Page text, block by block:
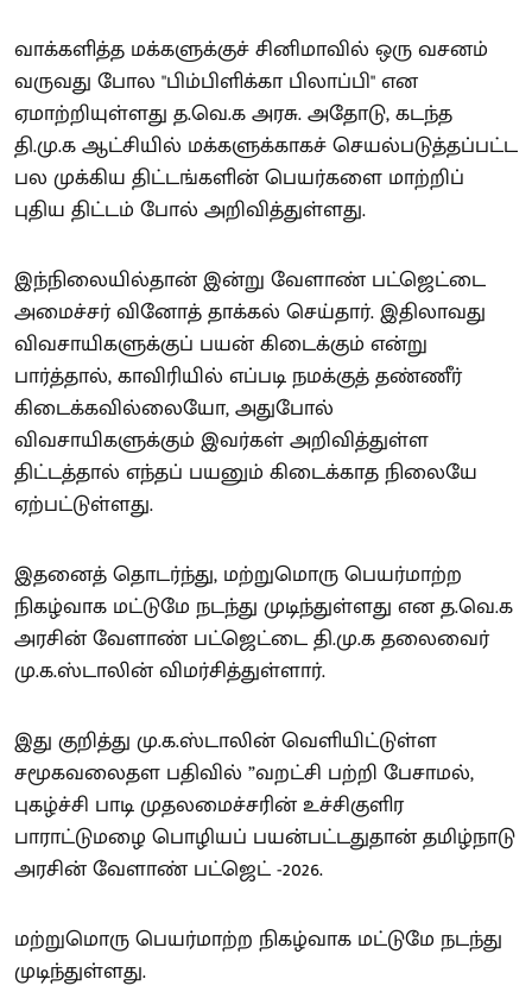
வாக்களித்த மக்களுக்குச் சினிமாவில் ஒரு வசனம்
வருவது போல "பிம்பிளிக்கா பிலாப்பி" என
ஏமாற்றியுள்ளது த.வெ.க அரசு. அதோடு, கடந்த
தி.மு.க ஆட்சியில் மக்களுக்காகச் செயல்படுத்தப்பட்ட
பல முக்கிய திட்டங்களின் பெயர்களை மாற்றிப்
புதிய திட்டம் போல் அறிவித்துள்ளது.
இந்நிலையில்தான் இன்று வேளாண் பட்ஜெட்டை
அமைச்சர் வினோத் தாக்கல் செய்தார். இதிலாவது
விவசாயிகளுக்குப் பயன் கிடைக்கும் என்று
பார்த்தால், காவிரியில் எப்படி நமக்குத் தண்ணீர்
கிடைக்கவில்லையோ, அதுபோல்
விவசாயிகளுக்கும் இவர்கள் அறிவித்துள்ள
திட்டத்தால் எந்தப் பயனும் கிடைக்காத நிலையே
ஏற்பட்டுள்ளது.
இதனைத் தொடர்ந்து, மற்றுமொரு பெயர்மாற்ற
நிகழ்வாக மட்டுமே நடந்து முடிந்துள்ளது என த.வெ.க
அரசின் வேளாண் பட்ஜெட்டை தி.மு.க தலைவைர்
மு.க.ஸ்டாலின் விமர்சித்துள்ளார்.
இது குறித்து மு.க.ஸ்டாலின் வெளியிட்டுள்ள
சமூகவலைதள பதிவில் ”வறட்சி பற்றி பேசாமல்,
புகழ்ச்சி பாடி முதலமைச்சரின் உச்சிகுளிர
பாராட்டுமழை பொழியப் பயன்பட்டதுதான் தமிழ்நாடு
அரசின் வேளாண் பட்ஜெட் -2026.
மற்றுமொரு பெயர்மாற்ற நிகழ்வாக மட்டுமே நடந்து
முடிந்துள்ளது.